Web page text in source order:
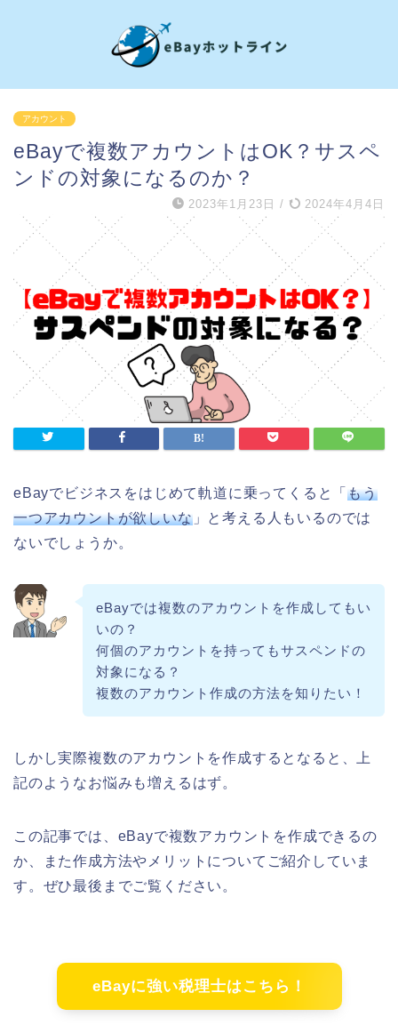
アカウント
eBayで複数アカウントはOK？サスペ
ンドの対象になるのか？
2023年1月23日 / 2024年4月4日
eBayでビジネスをはじめて軌道に乗ってくると「もう
一つアカウントが欲しいな」と考える人もいるのでは
ないでしょうか。
eBayでは複数のアカウントを作成してもい
いの？
何個のアカウントを持ってもサスペンドの
対象になる？
複数のアカウント作成の方法を知りたい！
しかし実際複数のアカウントを作成するとなると、上
記のようなお悩みも増えるはず。
この記事では、eBayで複数アカウントを作成できるの
か、また作成方法やメリットについてご紹介していま
す。ぜひ最後までご覧ください。
eBayに強い税理士はこちら！